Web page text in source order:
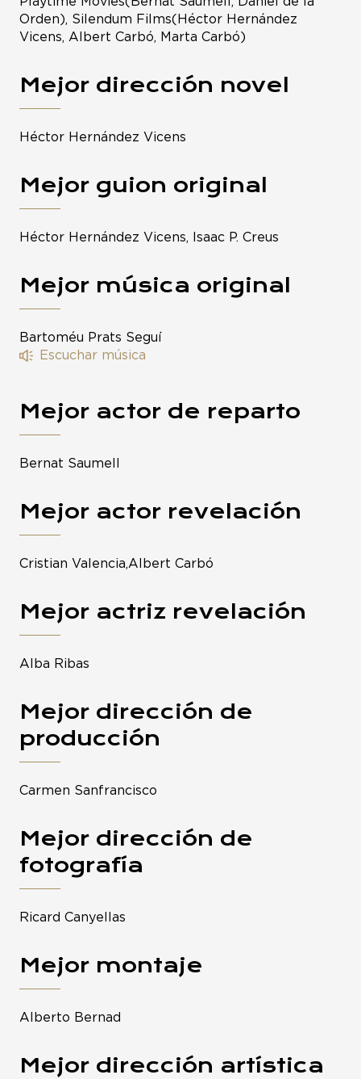
Orden), Silendum Films(Héctor Hernández
Vicens, Albert Carbó, Marta Carbó)
Mejor dirección novel
Héctor Hernández Vicens
Mejor guion original
Héctor Hernández Vicens, Isaac P. Creus
Mejor música original
Bartoméu Prats Seguí
Escuchar música
Mejor actor de reparto
Bernat Saumell
Mejor actor revelación
Cristian Valencia,Albert Carbó
Mejor actriz revelación
Alba Ribas
Mejor dirección de
producción
Carmen Sanfrancisco
Mejor dirección de
fotografía
Ricard Canyellas
Mejor montaje
Alberto Bernad
Mejor dirección artística